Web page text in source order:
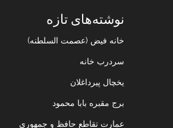
نوشته‌های تازه
خانه فیض (عصمت السلطنه)
سردرب خانه
یخچال پیرداغلان
برج مقبره بابا محمود
عمارت تقاطع حافظ و جمهوری